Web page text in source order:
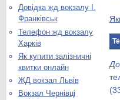
Довідка жд вокзалу І.
Франківськ
Телефон жд вокзалу
Харків
Як купити залізничні
квитки онлайн
ЖД вокзал Львів
Вокзал Чернівці